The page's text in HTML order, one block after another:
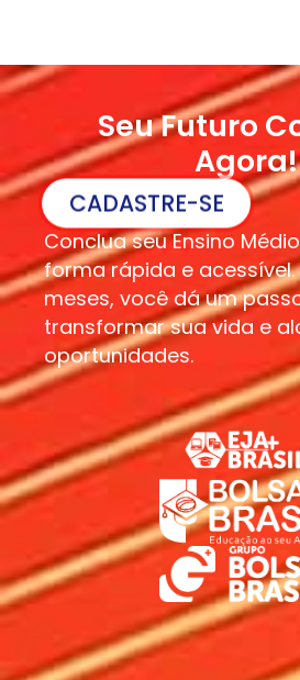
Seu Futuro
Agora!
CADASTRE-SE
Conclua seu Ensino
forma rápida e acessível.
meses, você dá um
transformar sua vida e
oportunidades.